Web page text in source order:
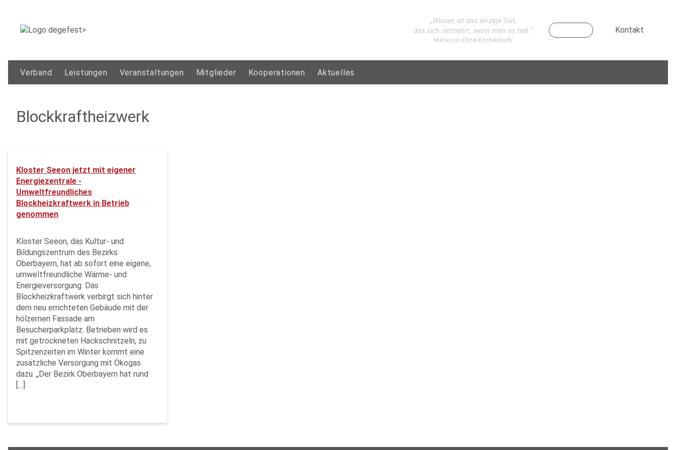
„Wissen ist das einzige Gut,
das sich vermehrt, wenn man es teilt.“
Marie von Ebner-Eschenbach
Kontakt
Verband Leistungen Veranstaltungen Mitglieder Kooperationen Aktuelles
Blockkraftheizwerk
Kloster Seeon jetzt mit eigener
Energiezentrale -
Umweltfreundliches
Blockheizkraftwerk in Betrieb
genommen
Kloster Seeon, das Kultur- und
Bildungszentrum des Bezirks
Oberbayern, hat ab sofort eine eigene,
umweltfreundliche Wärme- und
Energieversorgung. Das
Blockheizkraftwerk verbirgt sich hinter
dem neu errichteten Gebäude mit der
hölzernen Fassade am
Besucherparkplatz. Betrieben wird es
mit getrockneten Hackschnitzeln, zu
Spitzenzeiten im Winter kommt eine
zusätzliche Versorgung mit Ökogas
dazu. „Der Bezirk Oberbayern hat rund
[…]